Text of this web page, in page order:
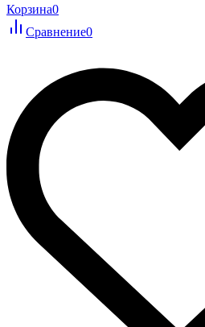
Корзина0
Сравнение0